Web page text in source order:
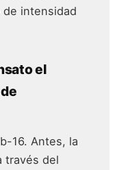
intensidad
el
16. Antes, la
través del